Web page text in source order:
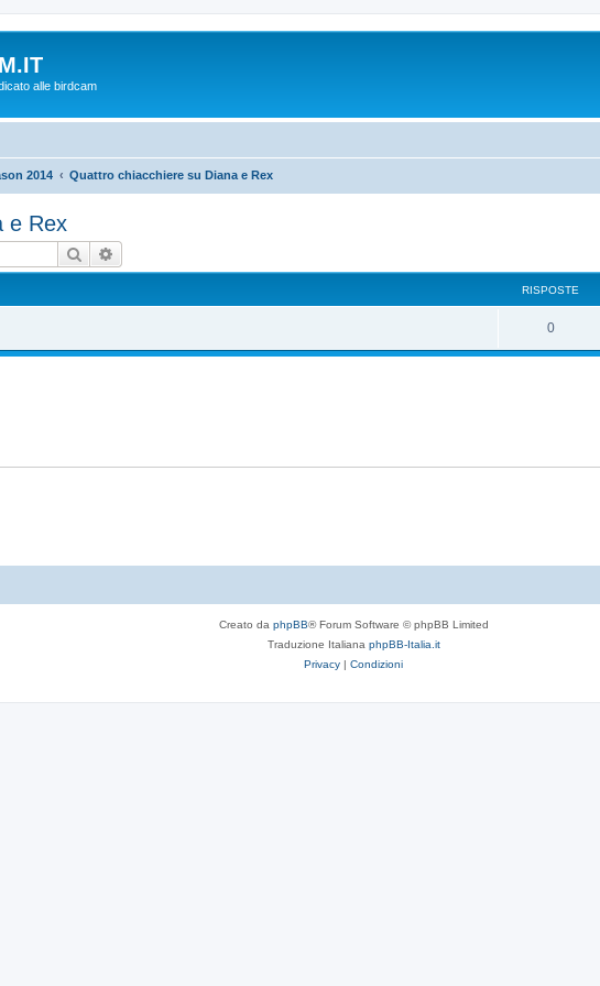
alle birdcam
2014 Quattro chiacchiere su Diana e Rex
e Rex
Cerca
RISPOSTE
0R
i
s
Creato da phpBB® Forum Software © phpBB Limited
Traduzione Italiana phpBB-Italia.it
Privacy | Condizioni